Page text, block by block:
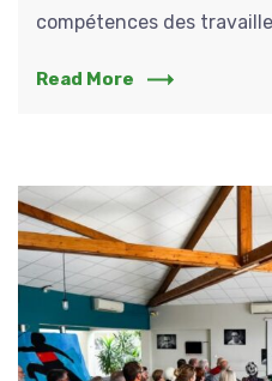
compétences des
Read More